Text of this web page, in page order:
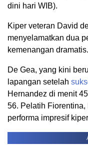
dini hari WIB).
Kiper veteran David
menyelamatkan dua
kemenangan dramatis.
De Gea, yang kini
lapangan setelah
Hernandez di menit
56. Pelatih
performa impresif